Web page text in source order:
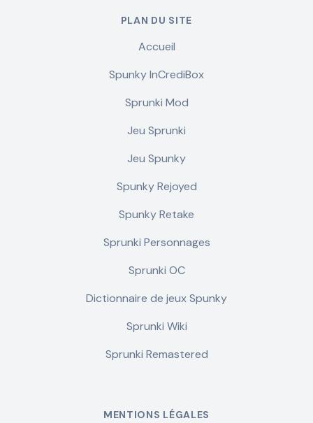
PLAN DU SITE
Accueil
Spunky InCrediBox
Sprunki Mod
Jeu Sprunki
Jeu Spunky
Spunky Rejoyed
Spunky Retake
Sprunki Personnages
Sprunki OC
Dictionnaire de jeux Spunky
Sprunki Wiki
Sprunki Remastered
MENTIONS LÉGALES